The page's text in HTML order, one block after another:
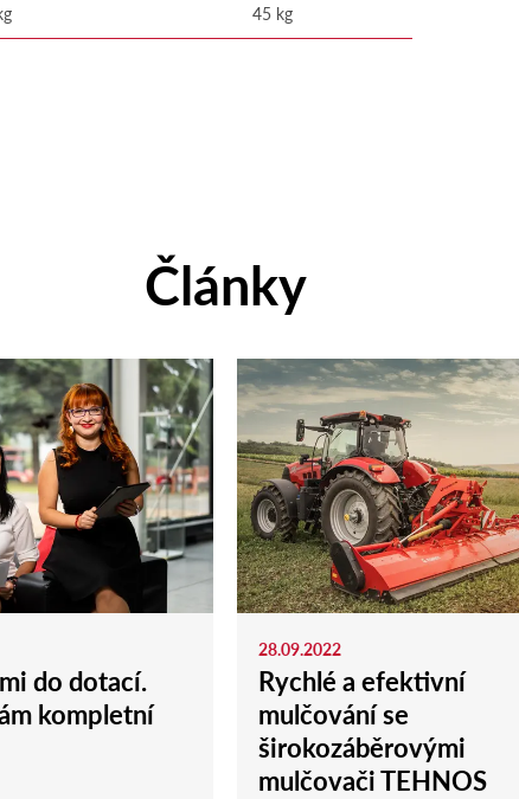
45 kg
Články
do dotací.
kompletní
28.09.2022
Rychlé a efektivní
mulčování se
širokozáběrovými
mulčovači TEHNOS